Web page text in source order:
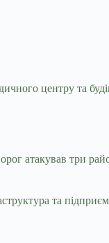
центру та
атакував три
та